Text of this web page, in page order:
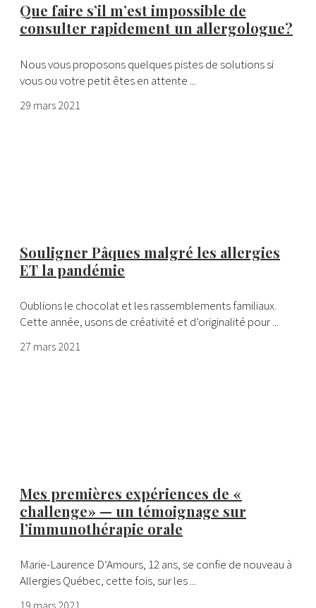
Que faire s’il m’est impossible de
consulter rapidement un allergologue?
Nous vous proposons quelques pistes de solutions si
vous ou votre petit êtes en attente ...
29 mars 2021
Souligner Pâques malgré les allergies
ET la pandémie
Oublions le chocolat et les rassemblements familiaux.
Cette année, usons de créativité et d’originalité pour ...
27 mars 2021
Mes premières expériences de «
challenge » — un témoignage sur
l’immunothérapie orale
Marie-Laurence D’Amours, 12 ans, se confie de nouveau à
Allergies Québec, cette fois, sur les ...